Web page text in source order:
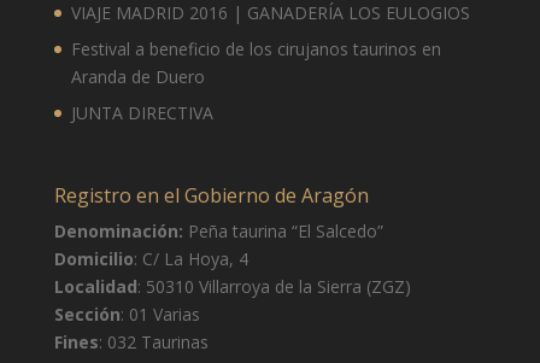
12 de agosto
Miércoles 37° 22°
VIAJE MADRID 2016 | GANADERÍA LOS EULOGIOS
Festival a beneficio de los cirujanos taurinos en
Aranda de Duero
JUNTA DIRECTIVA
Registro en el Gobierno de Aragón
Denominación: Peña taurina “El Salcedo”
Domicilio: C/ La Hoya, 4
Localidad: 50310 Villarroya de la Sierra (ZGZ)
Sección: 01 Varias
Fines: 032 Taurinas